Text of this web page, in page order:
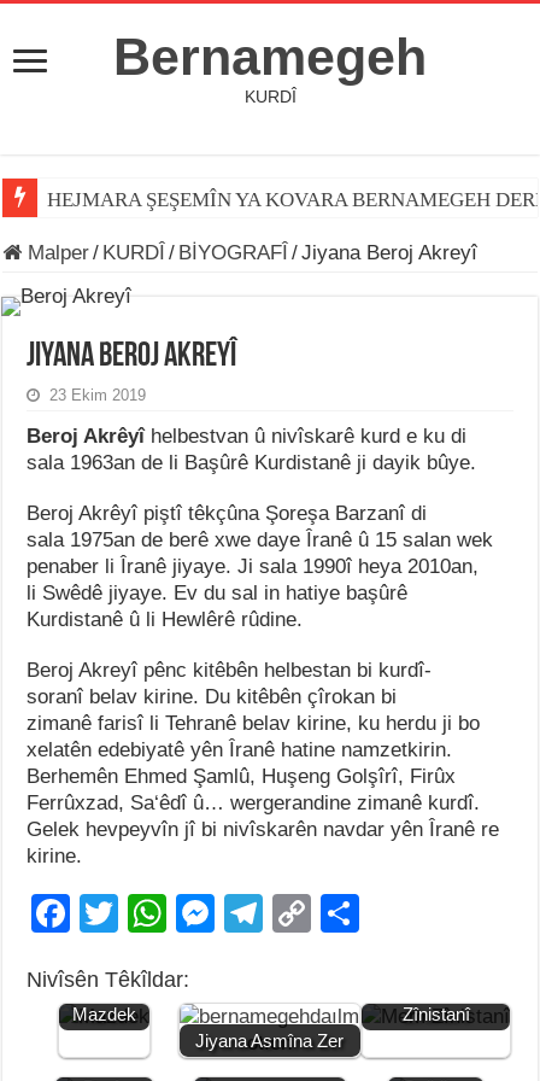
Bernamegeh
KURDÎ
HEJMARA ŞEŞEMÎN YA KOVARA BERNAMEGEH
Malper/ KURDÎ / BİYOGRAFÎ /Jiyana Beroj Akreyî
Jiyana Beroj Akreyî
23 Ekim 2019
Beroj Akrêyîhelbestvan û nivîskarê kurd e ku di
sala 1963an de li Başûrê Kurdistanê ji dayik bûye.
Beroj Akrêyî piştî têkçûna Şoreşa Barzanî di
sala 1975an de berê xwe daye Îranê û 15 salan wek
penaber li Îranê jiyaye. Ji sala 1990î heya 2010an,
li Swêdê jiyaye. Ev du sal in hatiye başûrê
Kurdistanê û li Hewlêrê rûdine.
Beroj Akreyî pênc kitêbên helbestan bi kurdî-
soranî belav kirine. Du kitêbên çîrokan bi
zimanê farisî li Tehranê belav kirine, ku herdu ji bo
xelatên edebiyatê yên Îranê hatine namzetkirin.
Berhemên Ehmed Şamlû, Huşeng Golşîrî, Firûx
Ferrûxzad, Sa‘êdî û… wergerandine zimanê kurdî.
Gelek hevpeyvîn jî bi nivîskarên navdar yên Îranê re
kirine.
F
c
e
b
T
tt
er
W
at
s
A
M
e
n
T
gr
a
C
y
Li
e
Nivîsên Têkîldar:
Jiyana
Mazdek
Jiyana Asmîna Zer
Zînistanî
Jiyana Elî
Jiyana